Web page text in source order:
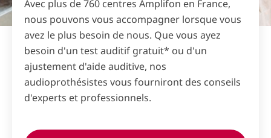
Avec plus de 760 centres Amplifon en France,
nous pouvons vous accompagner lorsque vous
avez le plus besoin de nous. Que vous ayez
besoin d'un test auditif gratuit* ou d'un
ajustement d'aide auditive, nos
audioprothésistes vous fourniront des conseils
d'experts et professionnels.